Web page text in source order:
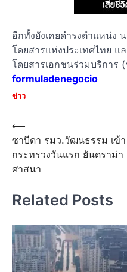
อีกทั้งยังเคยดำรงตำแหน่ง
โดยสารแห่งประเทศไทย
โดยสารเอกชนร่วมบริการ
formuladenegocio
ข่าว
Post
navigation
⟵
ซาบีดา รมว.วัฒนธรรม เข้า
กระทรวงวันแรก ยันดราม่า
ศาสนา
Related Posts